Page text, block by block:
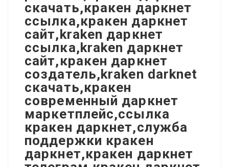
скачать,кракен даркнет
ссылка,кракен даркнет
сайт,kraken даркнет
ссылка,kraken даркнет
сайт,кракен даркнет
создатель,kraken darknet
скачать,кракен
современный даркнет
маркетплейс,ссылка
кракен даркнет,служба
поддержки кракен
даркнет,кракен даркнет